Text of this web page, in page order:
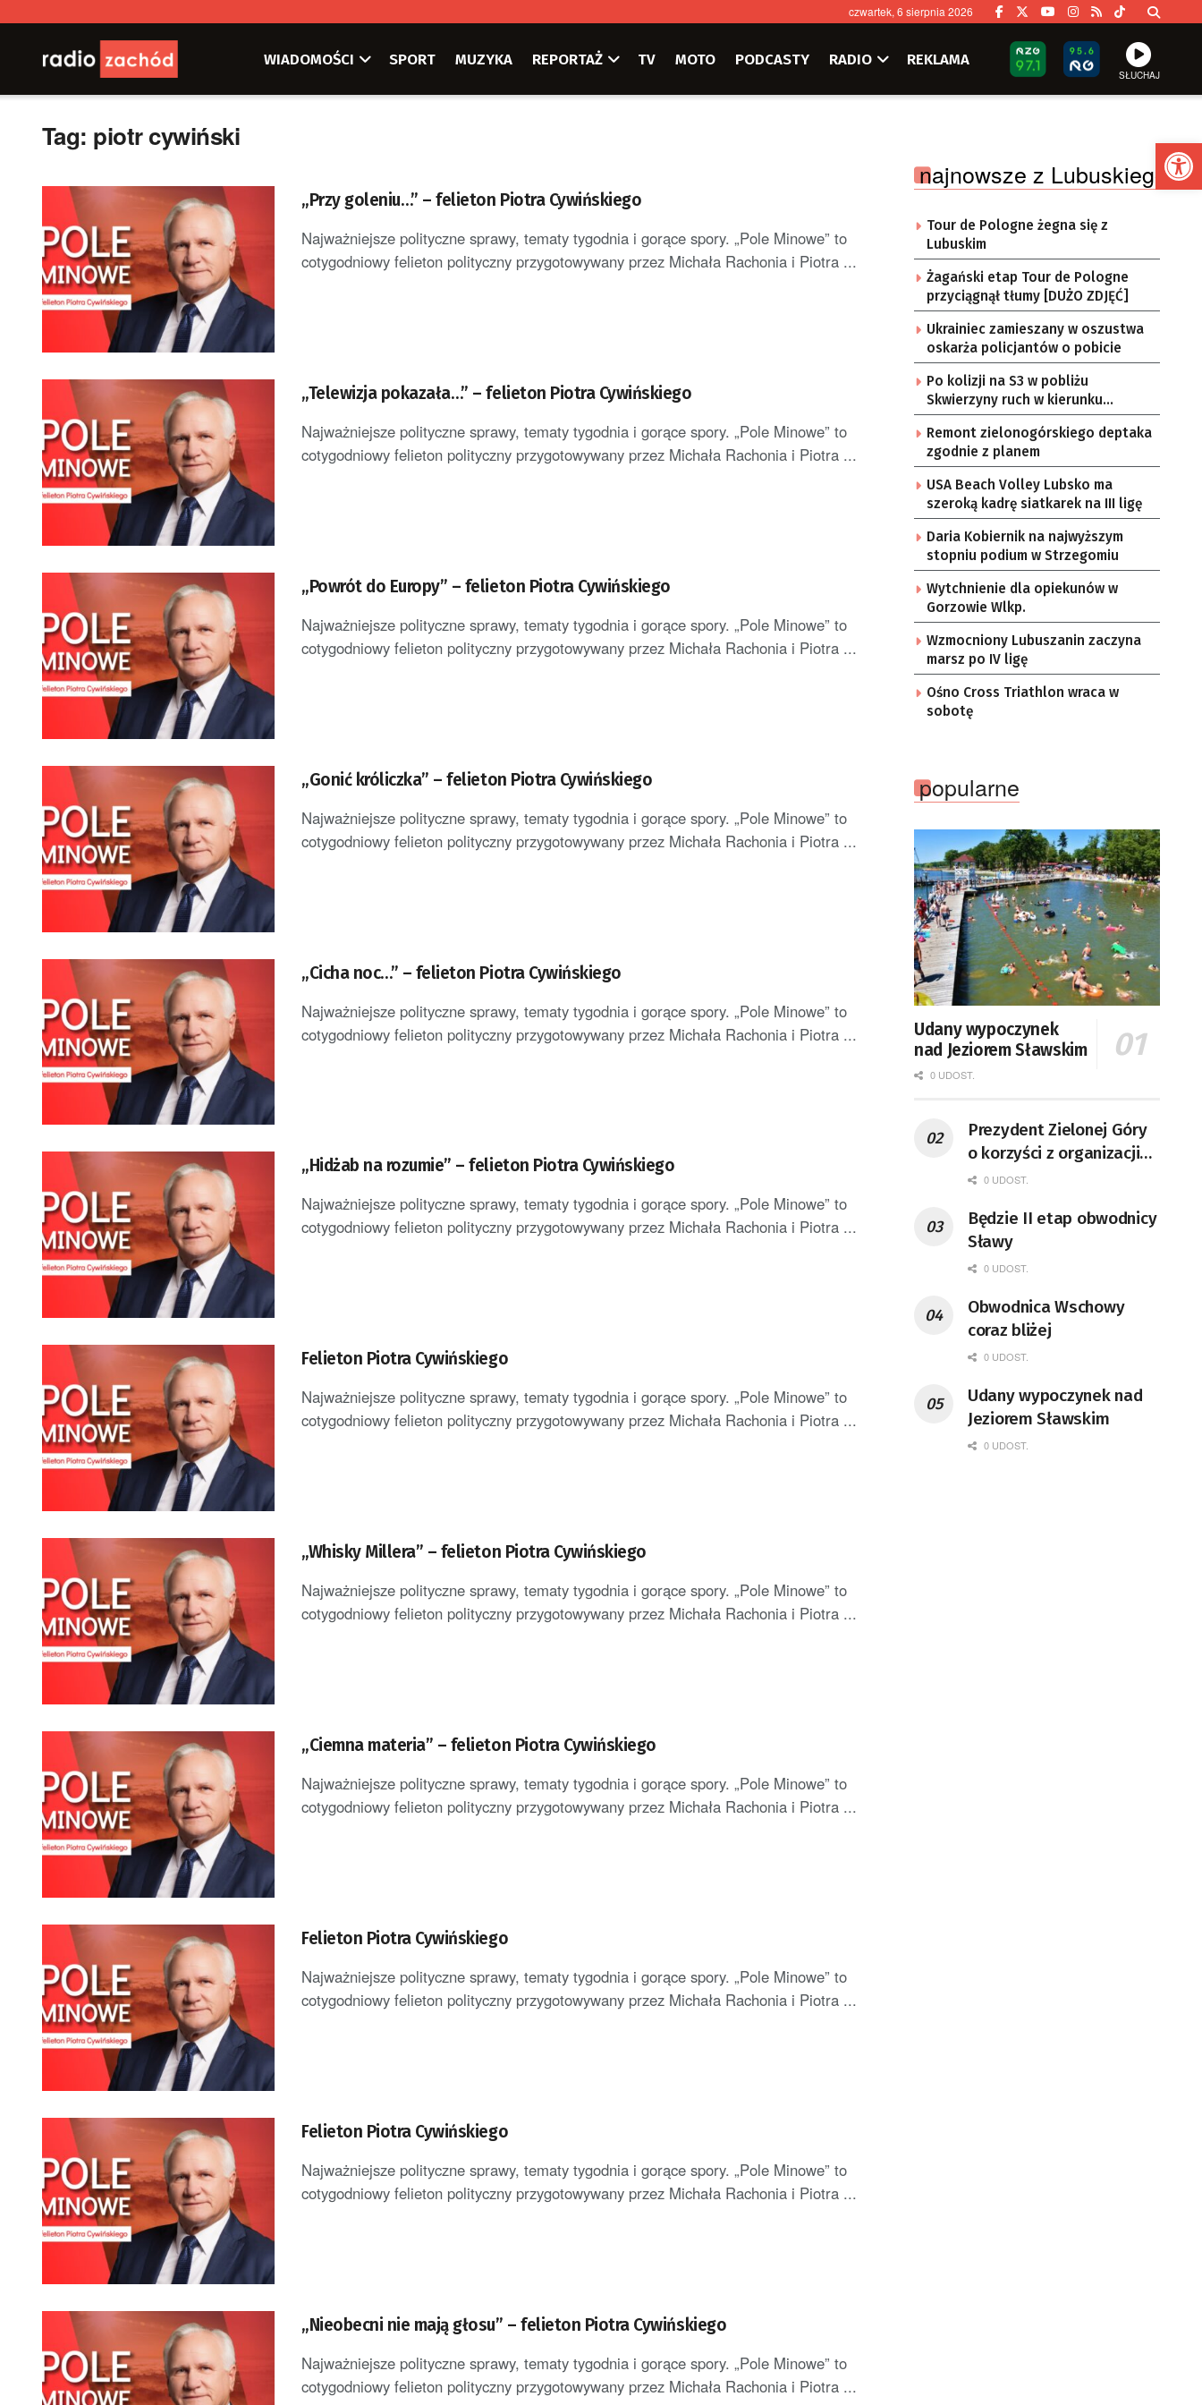
czwartek, 6 sierpnia 2026
WIADOMOŚCI SPORT MUZYKA REPORTAŻ TV MOTO PODCASTY RADIO REKLAMA
SŁUCHAJ
Tag: piotr cywiński
„Przy goleniu…” – felieton Piotra Cywińskiego
Najważniejsze polityczne sprawy, tematy tygodnia i gorące spory. „Pole Minowe” to
cotygodniowy felieton polityczny przygotowywany przez Michała Rachonia i Piotra ...
„Telewizja pokazała…” – felieton Piotra Cywińskiego
Najważniejsze polityczne sprawy, tematy tygodnia i gorące spory. „Pole Minowe” to
cotygodniowy felieton polityczny przygotowywany przez Michała Rachonia i Piotra ...
„Powrót do Europy” – felieton Piotra Cywińskiego
Najważniejsze polityczne sprawy, tematy tygodnia i gorące spory. „Pole Minowe” to
cotygodniowy felieton polityczny przygotowywany przez Michała Rachonia i Piotra ...
„Gonić króliczka” – felieton Piotra Cywińskiego
Najważniejsze polityczne sprawy, tematy tygodnia i gorące spory. „Pole Minowe” to
cotygodniowy felieton polityczny przygotowywany przez Michała Rachonia i Piotra ...
„Cicha noc…” – felieton Piotra Cywińskiego
Najważniejsze polityczne sprawy, tematy tygodnia i gorące spory. „Pole Minowe” to
cotygodniowy felieton polityczny przygotowywany przez Michała Rachonia i Piotra ...
„Hidżab na rozumie” – felieton Piotra Cywińskiego
Najważniejsze polityczne sprawy, tematy tygodnia i gorące spory. „Pole Minowe” to
cotygodniowy felieton polityczny przygotowywany przez Michała Rachonia i Piotra ...
Felieton Piotra Cywińskiego
Najważniejsze polityczne sprawy, tematy tygodnia i gorące spory. „Pole Minowe” to
cotygodniowy felieton polityczny przygotowywany przez Michała Rachonia i Piotra ...
„Whisky Millera” – felieton Piotra Cywińskiego
Najważniejsze polityczne sprawy, tematy tygodnia i gorące spory. „Pole Minowe” to
cotygodniowy felieton polityczny przygotowywany przez Michała Rachonia i Piotra ...
„Ciemna materia” – felieton Piotra Cywińskiego
Najważniejsze polityczne sprawy, tematy tygodnia i gorące spory. „Pole Minowe” to
cotygodniowy felieton polityczny przygotowywany przez Michała Rachonia i Piotra ...
Felieton Piotra Cywińskiego
Najważniejsze polityczne sprawy, tematy tygodnia i gorące spory. „Pole Minowe” to
cotygodniowy felieton polityczny przygotowywany przez Michała Rachonia i Piotra ...
Felieton Piotra Cywińskiego
Najważniejsze polityczne sprawy, tematy tygodnia i gorące spory. „Pole Minowe” to
cotygodniowy felieton polityczny przygotowywany przez Michała Rachonia i Piotra ...
„Nieobecni nie mają głosu” – felieton Piotra Cywińskiego
Najważniejsze polityczne sprawy, tematy tygodnia i gorące spory. „Pole Minowe” to
cotygodniowy felieton polityczny przygotowywany przez Michała Rachonia i Piotra ...
najnowsze z Lubuskiego
Tour de Pologne żegna się z
Lubuskim
Żagański etap Tour de Pologne
przyciągnął tłumy [DUŻO ZDJĘĆ]
Ukrainiec zamieszany w oszustwa
oskarża policjantów o pobicie
Po kolizji na S3 w pobliżu
Skwierzyny ruch w kierunku
Gorzowa Wlkp. jednym pasem
Remont zielonogórskiego deptaka
zgodnie z planem
USA Beach Volley Lubsko ma
szeroką kadrę siatkarek na III ligę
Daria Kobiernik na najwyższym
stopniu podium w Strzegomiu
Wytchnienie dla opiekunów w
Gorzowie Wlkp.
Wzmocniony Lubuszanin zaczyna
marsz po IV ligę
Ośno Cross Triathlon wraca w
sobotę
popularne
Udany wypoczynek
nad Jeziorem Sławskim
0 UDOST.
Prezydent Zielonej Góry
o korzyści z organizacji
mety Tour de Pologne
0 UDOST.
Będzie II etap obwodnicy
Sławy
0 UDOST.
Obwodnica Wschowy
coraz bliżej
0 UDOST.
Udany wypoczynek nad
Jeziorem Sławskim
0 UDOST.